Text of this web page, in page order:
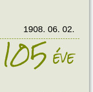
1908. 06. 02.
105éve